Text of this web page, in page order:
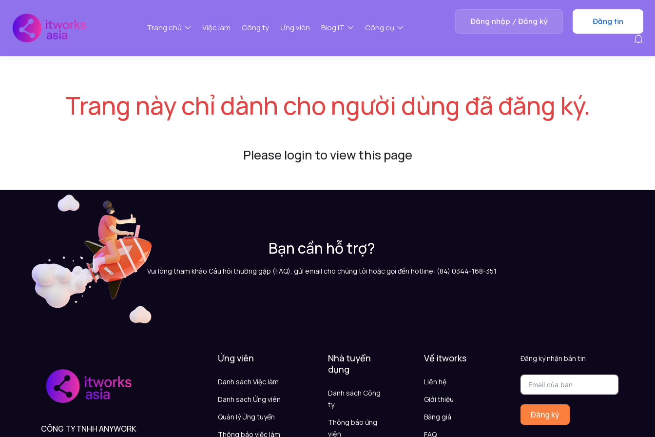
Trang chủ Việc làm Công ty Ứng viên Blog IT Công cụ
Đăng nhập / Đăng ký Đăng tin
Trang này chỉ dành cho người dùng đã đăng ký.
Please login to view this page
Bạn cần hỗ trợ?
Vui lòng tham khảo Câu hỏi thường gặp (FAQ), gửi email cho chúng tôi hoặc gọi đến hotline: (84) 0344-168-351
CÔNG TY TNHH ANYWORK
Ứng viên
Danh sách Việc làm
Danh sách Ứng viên
Quản lý Ứng tuyển
Thông báo việc làm
Nhà tuyển
dụng
Danh sách Công
ty
Thông báo ứng
viên
Về itworks
Liên hệ
Giới thiệu
Bảng giá
FAQ
Đăng ký nhận bản tin
Đăng ký